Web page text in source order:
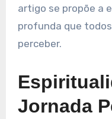
artigo se propõe a
profunda que
perceber.
Jornada